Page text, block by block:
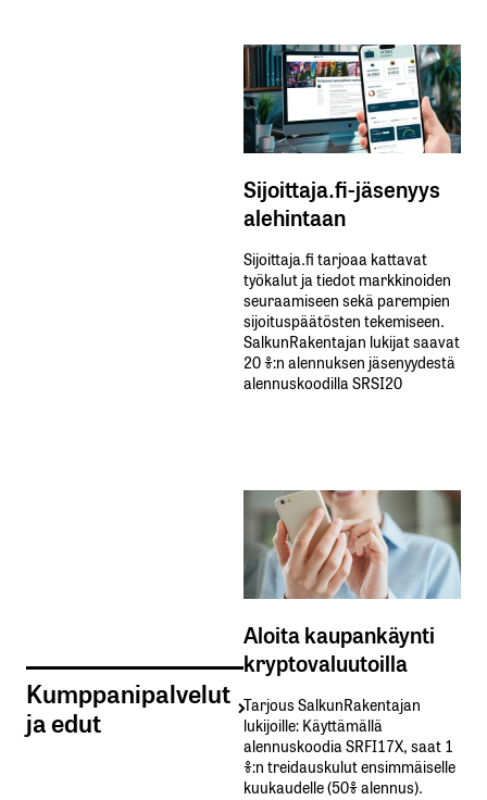
Kumppanipalvelut
ja edut
Sijoittaja.fi-jäsenyys
alehintaan
Sijoittaja.fi tarjoaa kattavat
työkalut ja tiedot markkinoiden
seuraamiseen sekä parempien
sijoituspäätösten tekemiseen.
SalkunRakentajan lukijat saavat
20 %:n alennuksen jäsenyydestä
alennuskoodilla SRSI20
Aloita kaupankäynti
kryptovaluutoilla
Tarjous SalkunRakentajan
lukijoille: Käyttämällä​ ​
alennuskoodia​ ​SRFI17X,​ ​saat​ ​1
%:n treidauskulut​ ​ensimmäiselle​ ​
kuukaudelle​ ​(50%​ ​alennus).